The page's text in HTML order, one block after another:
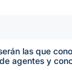
las que
agentes y